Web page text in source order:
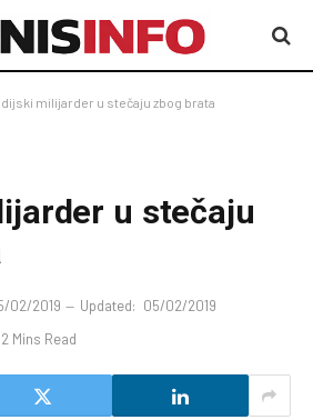
milijarder u stečaju zbog brata
u stečaju
02/2019 Updated: 05/02/2019
2 Mins Read